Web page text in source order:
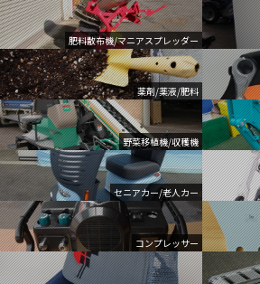
肥料散布機/マニアスプレッダー
薬剤/薬液/肥料
野菜移植機/収穫機
セニアカー/老人カー
コンプレッサー